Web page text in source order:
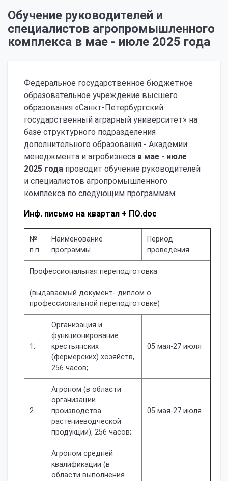
Обучение руководителей и
специалистов агропромышленного
комплекса в мае - июле 2025 года
Федеральное государственное бюджетное
образовательное учреждение высшего
образования «Санкт-Петербургский
государственный аграрный университет» на
базе структурного подразделения
дополнительного образования - Академии
менеджмента и агробизнеса в мае - июле
2025 года проводит обучение руководителей
и специалистов агропромышленного
комплекса по следующим программам:
Инф. письмо на квартал + ПО.doc
№
п.п.
Наименование
программы
Период
проведения
Профессиональная переподготовка
(выдаваемый документ- диплом о
профессиональной переподготовке)
1.
Организация и
функционирование
крестьянских
(фермерских) хозяйств,
256 часов;
05 мая-27 июля
2.
Агроном (в области
организации
производства
растениеводческой
продукции), 256 часов;
05 мая-27 июля
Агроном средней
квалификации (в
области выполнения